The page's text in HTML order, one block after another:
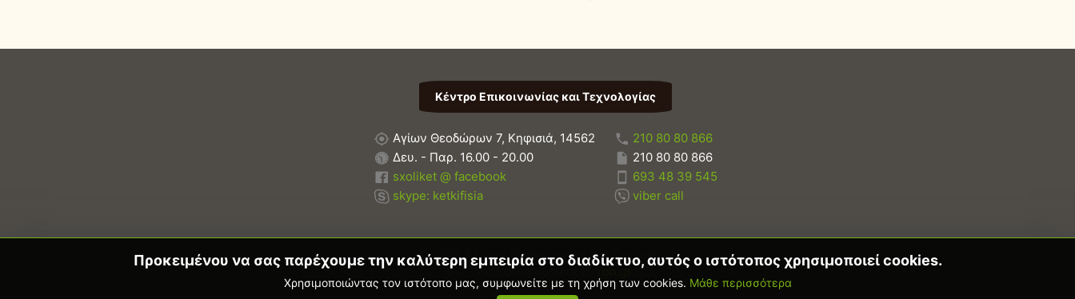
Κέντρο Επικοινωνίας και Τεχνολογίας
Αγίων Θεοδώρων 7, Κηφισιά, 14562
Δευ. - Παρ. 16.00 - 20.00
sxoliket @ facebook
skype: ketkifisia
210 80 80 866
210 80 80 866
693 48 39 545
viber call
© 2026 Κέντρο Επικοινωνίας και Τεχνολογίας.
Web development by
ron.gr
Προκειμένου να σας παρέχουμε την καλύτερη εμπειρία στο διαδίκτυο, αυτός ο ιστότοπος χρησιμοποιεί cookies.
Χρησιμοποιώντας τον ιστότοπο μας, συμφωνείτε με τη χρήση των cookies. Μάθε περισσότερα